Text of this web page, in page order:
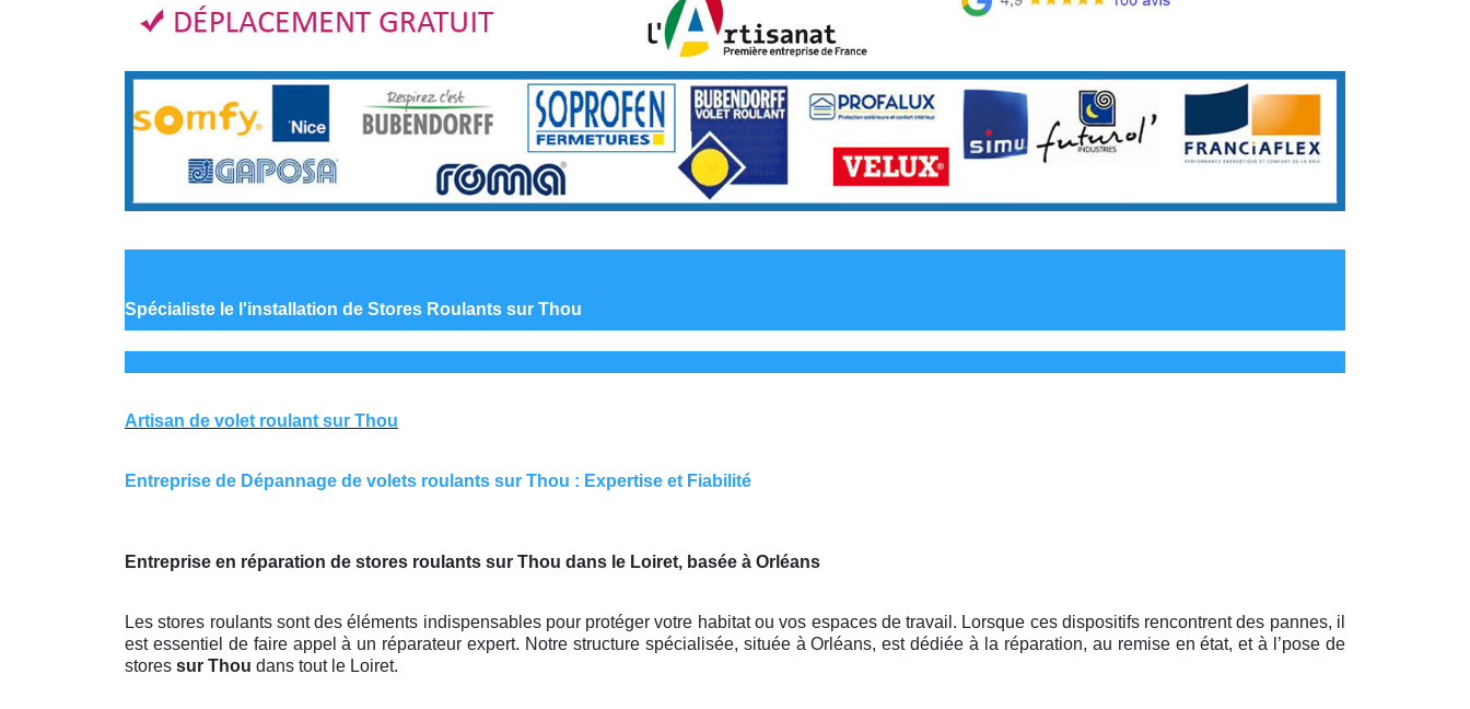
Spécialiste le l'installation de Stores Roulants sur Thou
Artisan de volet roulant sur Thou
Entreprise de Dépannage de volets roulants sur Thou : Expertise et Fiabilité
Entreprise en réparation de stores roulants sur Thou dans le Loiret, basée à Orléans
Les stores roulants sont des éléments indispensables pour protéger votre habitat ou vos espaces de travail. Lorsque ces dispositifs rencontrent des pannes, il
est essentiel de faire appel à un réparateur expert. Notre structure spécialisée, située à Orléans, est dédiée à la réparation, au remise en état, et à l’pose de
stores sur Thou dans tout le Loiret.